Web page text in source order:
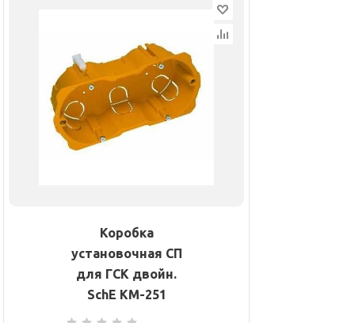
Коробка
установочная СП
для ГСК двойн.
SchE KM-251